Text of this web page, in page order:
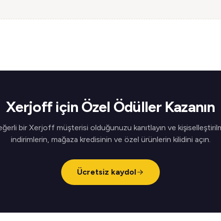
Xerjoff için Özel Ödüller Kazanın
bir Xerjoff müşterisi olduğunuzu kanıtlayın ve
indirimlerin, mağaza kredisinin ve özel ürünlerin kilidini açın.
Ücretsiz kaydol